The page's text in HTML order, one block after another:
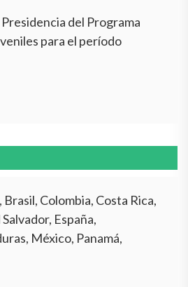
Presidencia del Programa
para el período
Colombia, Costa Rica,
España,
México, Panamá,